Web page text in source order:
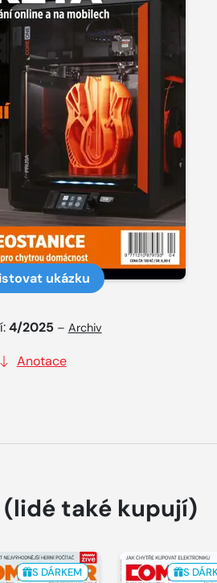
ukázku
4/2025 – Archiv
Anotace
(lidé také kupují)
S DÁRKEM S